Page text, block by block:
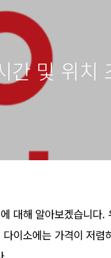
간 및 위치
대해 알아보겠습니다
이소에는 가격이 저